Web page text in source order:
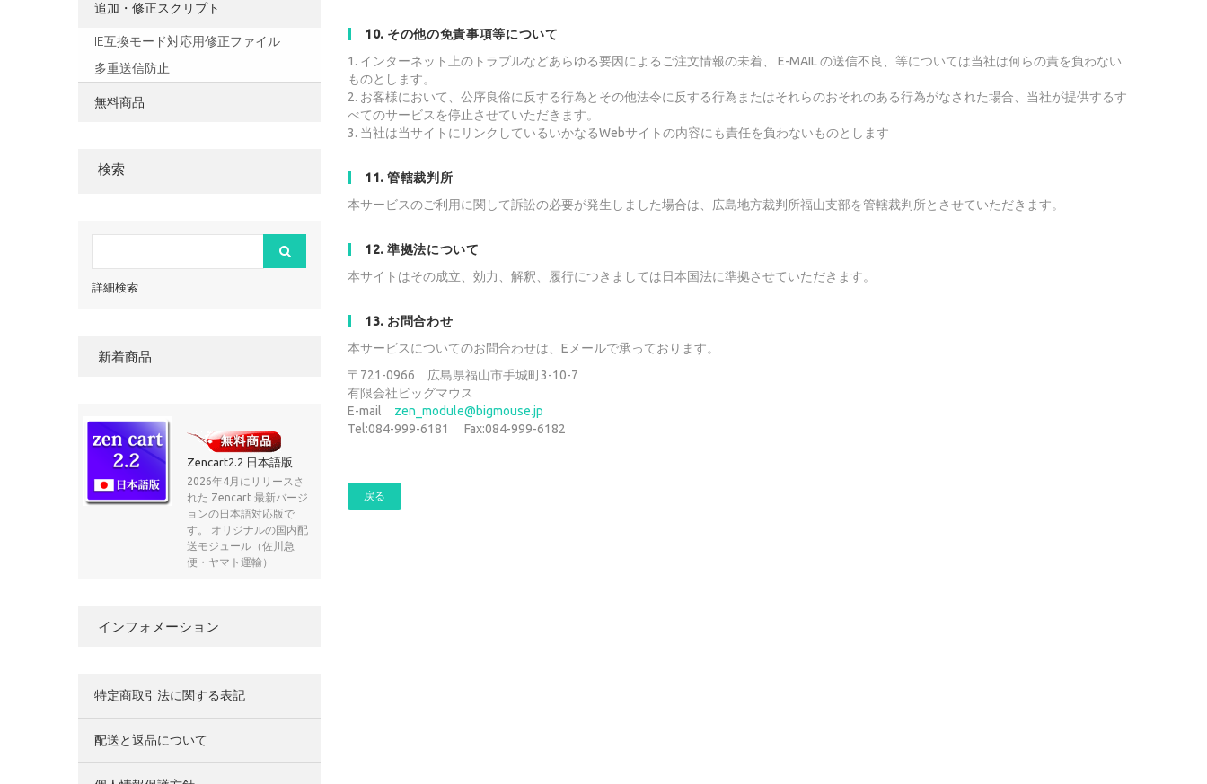
10. その他の免責事項等について
1. インターネット上のトラブルなどあらゆる要因によるご注文情報の未着、 E-MAIL の送信不良、等については当社は何らの責を負わない
ものとします。
2. お客様において、公序良俗に反する行為とその他法令に反する行為またはそれらのおそれのある行為がなされた場合、当社が提供するす
べてのサービスを停止させていただきます。
3. 当社は当サイトにリンクしているいかなるWebサイトの内容にも責任を負わないものとします
11. 管轄裁判所
本サービスのご利用に関して訴訟の必要が発生しました場合は、広島地方裁判所福山支部を管轄裁判所とさせていただきます。
12. 準拠法について
本サイトはその成立、効力、解釈、履行につきましては日本国法に準拠させていただきます。
13. お問合わせ
本サービスについてのお問合わせは、Eメールで承っております。
〒721-0966 広島県福山市手城町3-10-7
有限会社ビッグマウス
E-mail zen_module@bigmouse.jp
Tel:084-999-6181 Fax:084-999-6182
戻る
追加・修正スクリプト
IE互換モード対応用修正ファイル
多重送信防止
無料商品
検索
詳細検索
新着商品
Zencart2.2 日本語版
2026年4月にリリースさ
れた Zencart 最新バージ
ョンの日本語対応版で
す。 オリジナルの国内配
送モジュール（佐川急
便・ヤマト運輸）
インフォメーション
特定商取引法に関する表記
配送と返品について